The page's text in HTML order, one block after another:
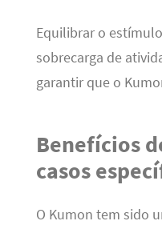
Equilibrar o
sobrecarga de
garantir que o
Benefícios
casos
O Kumon tem sido